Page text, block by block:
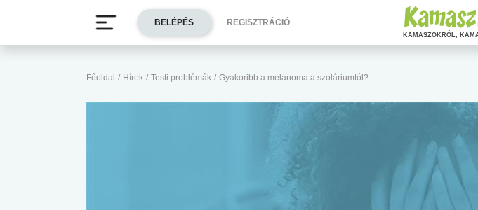
Főoldal / Hírek / Testi problémák / Gyakoribb a melanoma a szoláriumtól?
BELÉPÉS REGISZTRÁCIÓ
KAMASZOKRÓL,